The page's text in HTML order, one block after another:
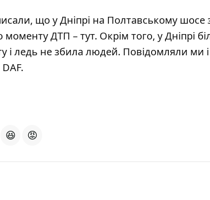
що у Дніпрі на Полтавському шосе
моменту ДТП –тут. Окрім того, у Дніпрі
і ледь не збила людей. Повідомляли ми
.
😆 😡